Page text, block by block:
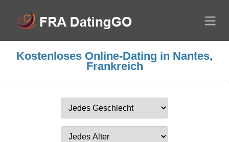
Kostenloses Online-Dating in Nantes,
Frankreich